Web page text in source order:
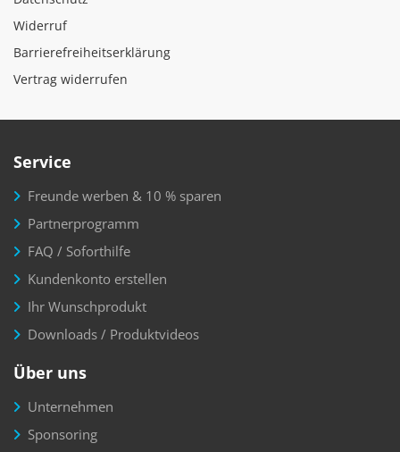
Widerruf
Barrierefreiheitserklärung
Vertrag widerrufen
Service
Freunde werben & 10 % sparen
Partnerprogramm
FAQ / Soforthilfe
Kundenkonto erstellen
Ihr Wunschprodukt
Downloads / Produktvideos
Über uns
Unternehmen
Sponsoring